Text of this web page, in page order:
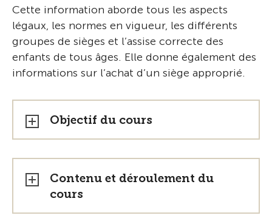
Cette information aborde tous les aspects
légaux, les normes en vigueur, les différents
groupes de sièges et l’assise correcte des
enfants de tous âges. Elle donne également des
informations sur l’achat d’un siège approprié.
Objectif du cours
Contenu et déroulement du
cours